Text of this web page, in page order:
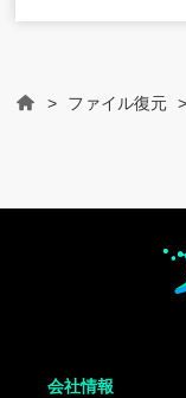
> ファイル復元
会社情報